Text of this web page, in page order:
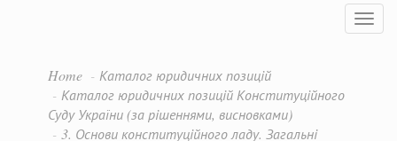
Toggle
Home
Каталог юридичних позицій
Каталог юридичних позицій Конституційного
Суду України (за рішеннями, висновками)
3. Основи конституційного ладу. Загальні